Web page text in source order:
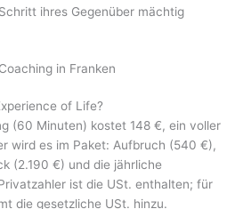
ihres Gegenüber mächtig
in Franken
of Life?
(60 Minuten) kostet 148 €, ein voller
wird es im Paket: Aufbruch (540 €),
(2.190 €) und die jährliche
ist die USt. enthalten; für
die gesetzliche USt. hinzu.